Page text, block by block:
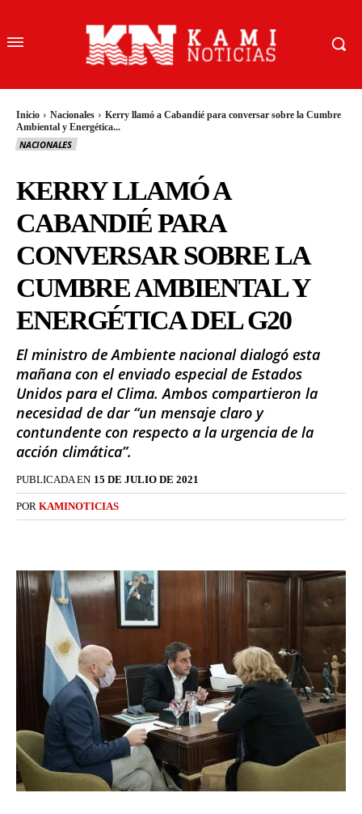
Inicio Nacionales
Kerry llamó a Cabandié para conversar sobre la Cumbre
Ambiental y Energética...
NACIONALES
KERRY LLAMÓ A
CABANDIÉ PARA
CONVERSAR SOBRE LA
CUMBRE AMBIENTAL Y
ENERGÉTICA DEL G20
El ministro de Ambiente nacional dialogó esta
mañana con el enviado especial de Estados
Unidos para el Clima. Ambos compartieron la
necesidad de dar “un mensaje claro y
contundente con respecto a la urgencia de la
acción climática”.
PUBLICADA EN 15 DE JULIO DE 2021
POR KAMINOTICIAS